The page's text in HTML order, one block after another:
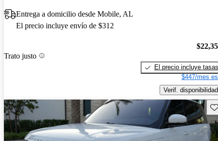
Entrega a domicilio desde Mobile, AL
El precio incluye envío de $312
Trato justo
El precio incluye tasas
$447/mes
Verif. disponibilidad